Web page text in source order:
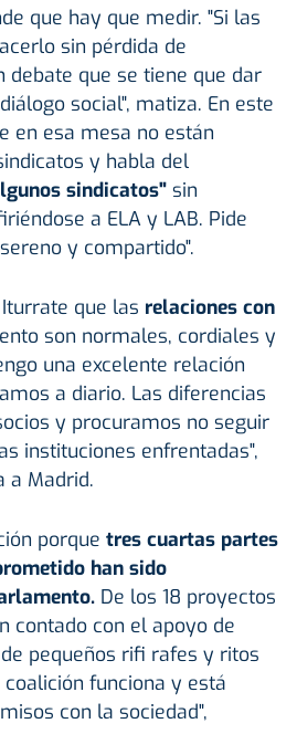
que hay que medir. "Si las
sin pérdida de
debate que se tiene que dar
social", matiza. En este
en esa mesa no están
y habla del
sindicatos" sin
a ELA y LAB. Pide
y compartido".
que las relaciones con
son normales, cordiales y
una excelente relación
a diario. Las diferencias
y procuramos no seguir
instituciones enfrentadas",
a Madrid.
porque tres cuartas partes
han sido
De los 18 proyectos
contado con el apoyo de
pequeños rifi rafes y ritos
funciona y está
con la sociedad",